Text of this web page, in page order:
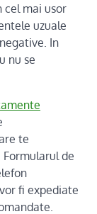
cel mai usor
uzuale
In
nu se
te
de
fi expediate